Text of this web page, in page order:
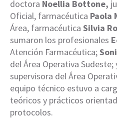
doctora Noellia Bottone,
Oficial, farmacéutica Paola
Área, farmacéutica Silvia
sumaron los profesionales
Atención Farmacéutica;
del Área Operativa Sudeste;
supervisora del Área
equipo técnico estuvo a
teóricos y prácticos
protocolos.